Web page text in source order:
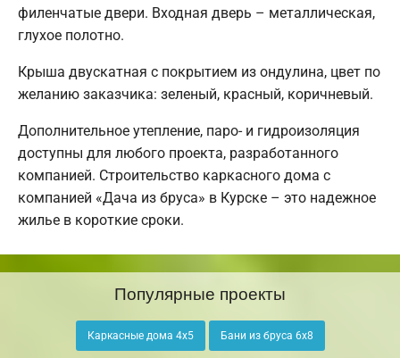
филенчатые двери. Входная дверь – металлическая,
глухое полотно.
Крыша двускатная с покрытием из ондулина, цвет по
желанию заказчика: зеленый, красный, коричневый.
Дополнительное утепление, паро- и гидроизоляция
доступны для любого проекта, разработанного
компанией. Строительство каркасного дома с
компанией «Дача из бруса» в Курске – это надежное
жилье в короткие сроки.
Популярные проекты
Каркасные дома 4х5 Бани из бруса 6х8